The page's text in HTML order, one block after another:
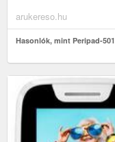
arukereso.hu
Hasonlók, mint Peripad-501